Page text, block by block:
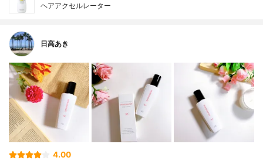
ヘアアクセルレーター
日高あき
4.00